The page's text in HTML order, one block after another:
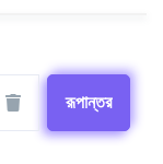
রূপান্তর